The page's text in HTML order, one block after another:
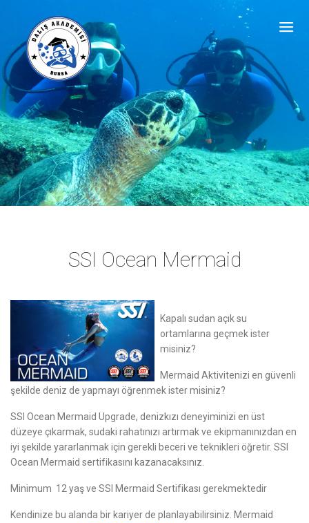
SSI Ocean Mermaid
Kapalı sudan açık su
ortamlarına geçmek ister
misiniz?
Mermaid Aktivitenizi en güvenli
şekilde deniz de yapmayı öğrenmek ister misiniz?
SSI Ocean Mermaid Upgrade, denizkızı deneyiminizi en üst
düzeye çıkarmak, sudaki rahatınızı artırmak ve ekipmanınızdan en
iyi şekilde yararlanmak için gerekli beceri ve teknikleri öğretir. SSI
Ocean Mermaid sertifikasını kazanacaksınız.
Minimum 12 yaş ve SSI Mermaid Sertifikası gerekmektedir
Kendinize bu alanda bir kariyer de planlayabilirsiniz. Mermaid